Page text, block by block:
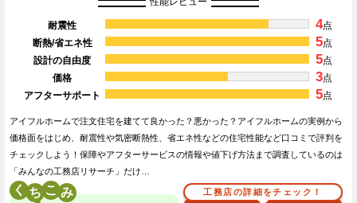
耐震性 4点
断熱/省エネ性
5点
設計の自由度
5点
価格
3点
アフターサポート
5点
アイフルホームで注文住宅を建てて良かった？悪かった？アイフルホームの実例から
価格面をはじめ、耐震性や気密断熱性、省エネ性などの住宅性能など口コミで評判を
チェックしよう！保障やアフターサービスの情報や値下げ方法まで調査しているのは
「みんなの工務店リサーチ」だけ…
く こ 工務店の詳細をチェック！